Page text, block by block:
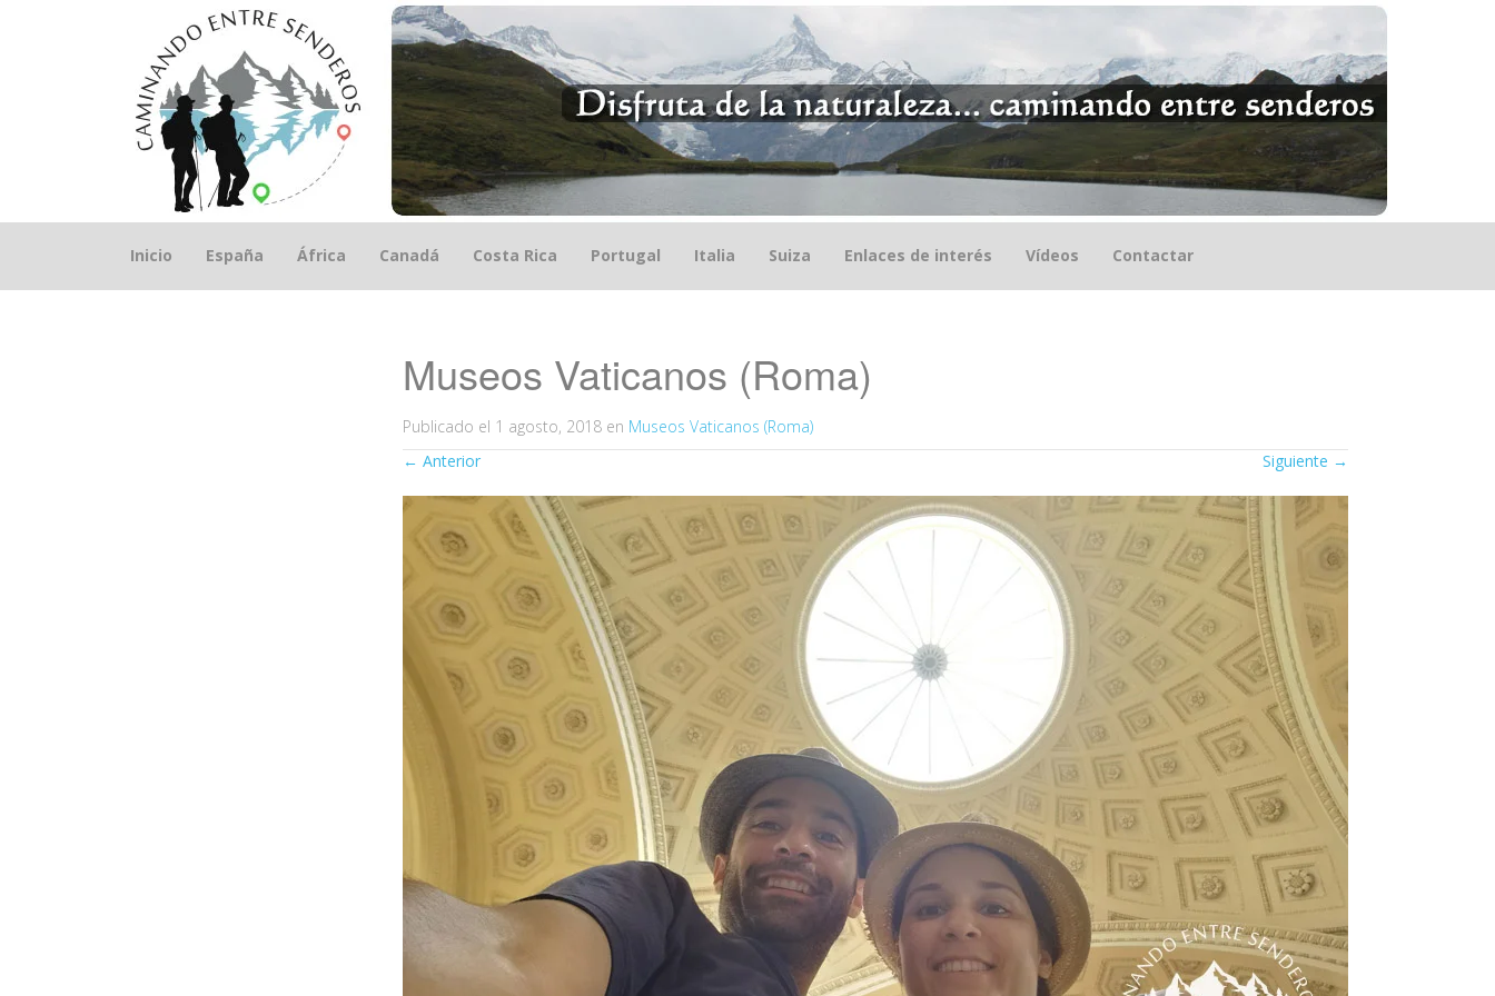
Saltar
Inicio España África Canadá Costa Rica Portugal Italia Suiza Enlaces de interés Vídeos Contactar
Museos Vaticanos (Roma)
Publicado el 1 agosto, 2018 en Museos Vaticanos (Roma)
← Anterior Siguiente →